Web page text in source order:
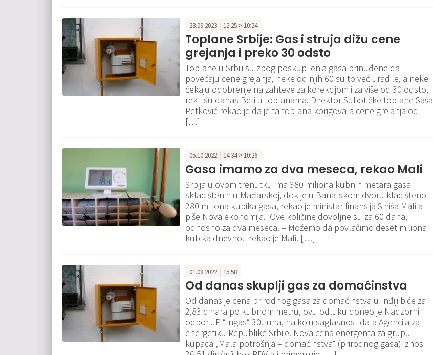
28.09.2023. | 12:25 > 10:24
Toplane Srbije: Gas i struja dižu cene
grejanja i preko 30 odsto
Toplane u Srbiji su zbog poskupljenja gasa prinuđene da
povećaju cene grejanja, neke od njih 60 su to već uradile, a neke
čekaju odobrenje na zahteve za korekcijom i za više od 30 odsto,
rekli su danas Beti u toplanama. Direktor Subotičke toplane Saša
Petković rekao je da je ta toplana korigovala cene grejanja od
[…]
05.10.2022. | 14:34 > 10:26
Gasa imamo za dva meseca, rekao Mali
Srbija u ovom trenutku ima 380 miliona kubnih metara gasa
skladištenih u Mađarskoj, dok je u Banatskom dvoru kladišteno
280 miliona kubika gasa, rekao je ministar finansija Siniša Mali a
piše Nova ekonomija. Ove količine dovoljne su za 60 dana,
odnosno za dva meseca. – Možemo da povlačimo deset miliona
kubika dnevno.- rekao je Mali. […]
01.08.2022. | 15:58
Od danas skuplji gas za domaćinstva
Od danas je cena prirodnog gasa za domaćinstva u Inđiji biće za
2,83 dinara po kubnom metru, ovu odluku doneo je Nadzorni
odbor JP “Ingas“ 30. juna, na koju saglasnost dala Agencija za
energetiku Republike Srbije. Nova cena energenta za grupu
kupaca „Mala potrošnja – domaćinstva“ (prirodnog gasa) iznosi